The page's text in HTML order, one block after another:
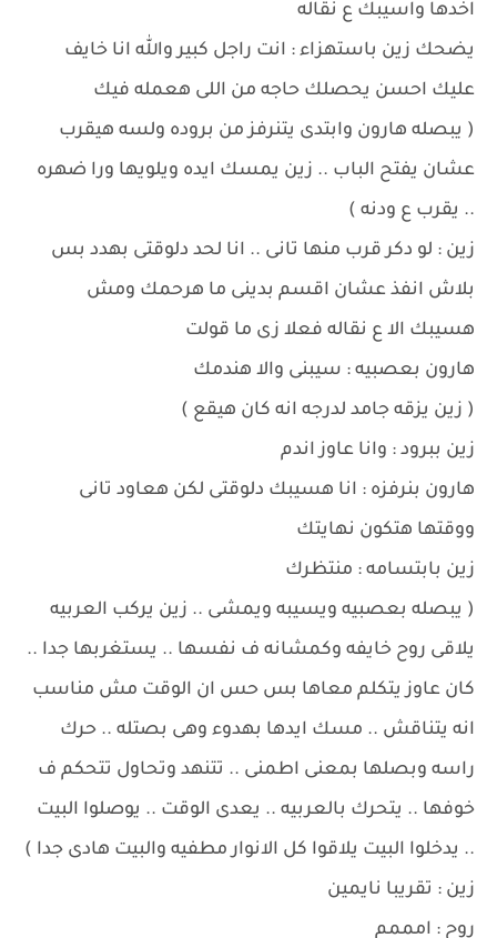
اخدها واسيبك ع نقاله
يضحك زين باستهزاء : انت راجل كبير والله انا خايف
عليك احسن يحصلك حاجه من اللى هعمله فيك
( يبصله هارون وابتدى يتنرفز من بروده ولسه هيقرب
عشان يفتح الباب .. زين يمسك ايده ويلويها ورا ضهره
.. يقرب ع ودنه )
زين : لو دكر قرب منها تانى .. انا لحد دلوقتى بهدد بس
بلاش انفذ عشان اقسم بدينى ما هرحمك ومش
هسيبك الا ع نقاله فعلا زى ما قولت
هارون بعصبيه : سيبنى والا هندمك
( زين يزقه جامد لدرجه انه كان هيقع )
زين ببرود : وانا عاوز اندم
هارون بنرفزه : انا هسيبك دلوقتى لكن هعاود تانى
ووقتها هتكون نهايتك
زين بابتسامه : منتظرك
( يبصله بعصبيه ويسيبه ويمشى .. زين يركب العربيه
يلاقى روح خايفه وكمشانه ف نفسها .. يستغربها جدا ..
كان عاوز يتكلم معاها بس حس ان الوقت مش مناسب
انه يتناقش .. مسك ايدها بهدوء وهى بصتله .. حرك
راسه وبصلها بمعنى اطمنى .. تتنهد وتحاول تتحكم ف
خوفها .. يتحرك بالعربيه .. يعدى الوقت .. يوصلوا البيت
.. يدخلوا البيت يلاقوا كل الانوار مطفيه والبيت هادى جدا )
زين : تقريبا نايمين
روح : امممم